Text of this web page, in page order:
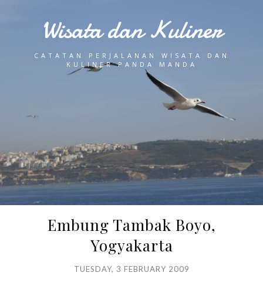
Wisata dan Kuliner
CATATAN PERJALANAN WISATA DAN
KULINER PANDA MANDA
Embung Tambak Boyo,
Yogyakarta
TUESDAY, 3 FEBRUARY 2009